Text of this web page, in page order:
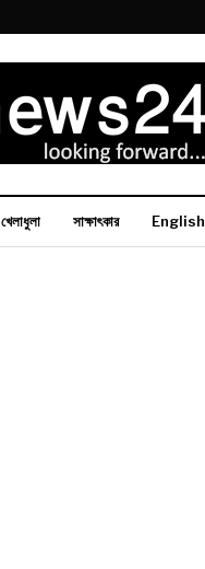
খেলাধুলা সাক্ষাৎকার English